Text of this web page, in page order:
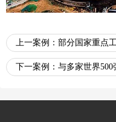
上一案例： 部分国家重点
下一案例： 与多家世界